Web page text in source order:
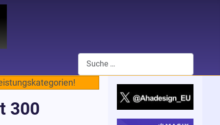
Suchen
300